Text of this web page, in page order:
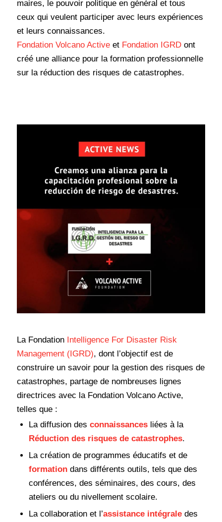
maires, le pouvoir politique en général et tous
ceux qui veulent participer avec leurs expériences
et leurs connaissances.
Fondation Volcano Activeet Fondation IGRDont
créé une alliance pour la formation professionnelle
sur la réduction des risques de catastrophes.
La Fondation Intelligence For Disaster Risk
Management (IGRD), dont l’objectif est de
construire un savoir pour la gestion des risques de
catastrophes, partage de nombreuses lignes
directrices avec la Fondation Volcano Active,
telles que :
La diffusion des connaissancesliées à la
Réduction des risques de catastrophes.
La création de programmes éducatifs et de
formationdans différents outils, tels que des
conférences, des séminaires, des cours, des
ateliers ou du nivellement scolaire.
La collaboration et l’assistance intégraledes